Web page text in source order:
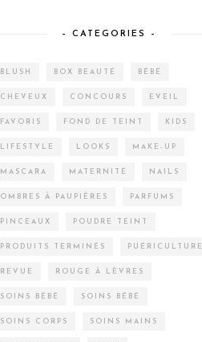
– CATEGORIES –
BLUSH BOX BEAUTÉ BÉBÉ
CHEVEUX CONCOURS EVEIL
FAVORIS FOND DE TEINT KIDS
LIFESTYLE LOOKS MAKE-UP
MASCARA MATERNITÉ NAILS
OMBRES À PAUPIÈRES PARFUMS
PINCEAUX POUDRE TEINT
PRODUITS TERMINÉS PUÉRICULTURE
REVUE ROUGE À LÈVRES
SOINS BÉBÉ SOINS BÉBÉ
SOINS CORPS SOINS MAINS